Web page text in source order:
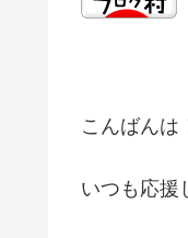
こんばんは
いつも応援